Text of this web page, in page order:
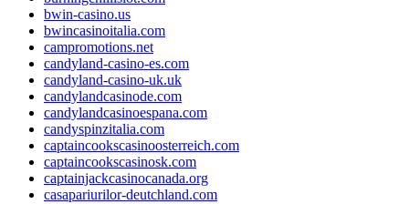
bwin-casino.us
bwincasinoitalia.com
campromotions.net
candyland-casino-es.com
candyland-casino-uk.uk
candylandcasinode.com
candylandcasinoespana.com
candyspinzitalia.com
captaincookscasinoosterreich.com
captaincookscasinosk.com
captainjackcasinocanada.org
casapariurilor-deutchland.com